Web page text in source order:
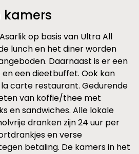
kamers
op basis van Ultra All
lunch en het diner worden
Daarnaast is er een
een dieetbuffet. Ook kan
carte restaurant. Gedurende
van koffie/thee met
en sandwiches. Alle lokale
dranken zijn 24 uur per
en verse
betaling. De kamers in het